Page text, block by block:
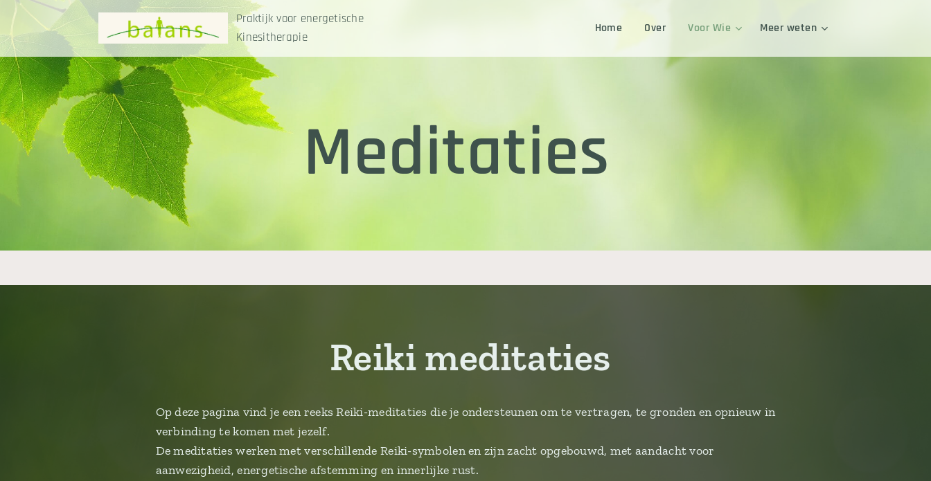
Praktijk voor energetische
Kinesitherapie
Home Over Voor Wie Meer weten
Meditaties
Reiki meditaties
Op deze pagina vind je een reeks Reiki-meditaties die je ondersteunen om te vertragen, te gronden en opnieuw in
verbinding te komen met jezelf.
De meditaties werken met verschillende Reiki-symbolen en zijn zacht opgebouwd, met aandacht voor
aanwezigheid, energetische afstemming en innerlijke rust.